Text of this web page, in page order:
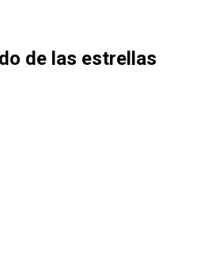
de las estrellas